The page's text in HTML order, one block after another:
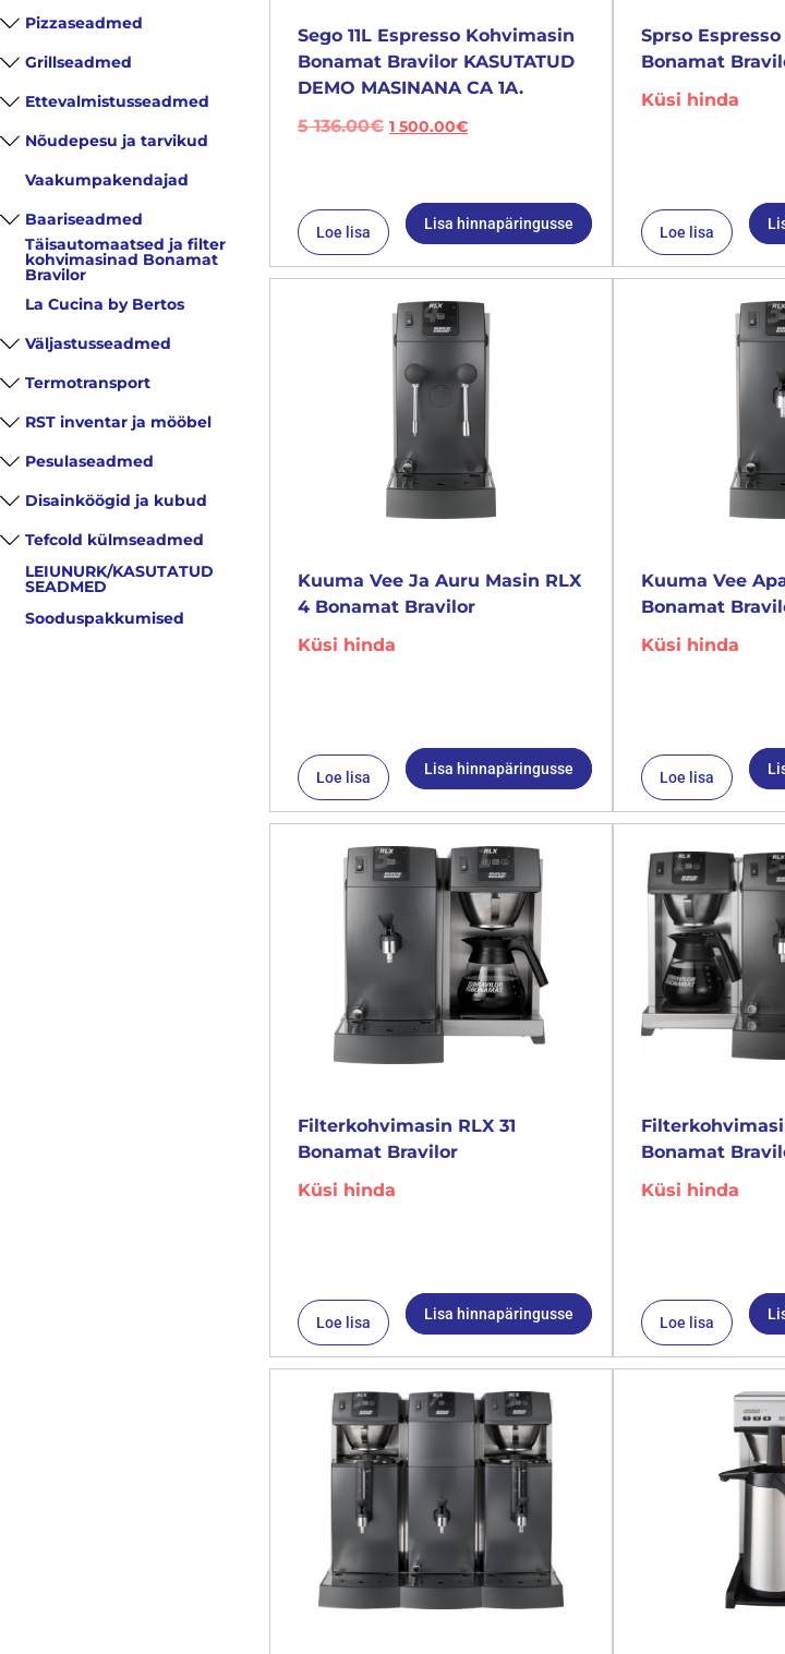
Pizzaseadmed
Grillseadmed
Ettevalmistusseadmed
Nõudepesu ja tarvikud
Vaakumpakendajad
Baariseadmed
Täisautomaatsed ja filter
kohvimasinad Bonamat
Bravilor
La Cucina by Bertos
Väljastusseadmed
Termotransport
RST inventar ja mööbel
Pesulaseadmed
Disainköögid ja kubud
Tefcold külmseadmed
LEIUNURK/KASUTATUD
SEADMED
Sooduspakkumised
Sego 11L Espresso Kohvimasin
Bonamat Bravilor KASUTATUD
DEMO MASINANA CA 1A.
5 136.00€ 1 500.00€
Loe lisa Lisa hinnapäringusse
Sprso
Bonamat
Küsi hinda
Loe lisa
Kuuma Vee Ja Auru Masin RLX
4 Bonamat Bravilor
Küsi hinda
Loe lisa Lisa hinnapäringusse
Kuuma Vee
Bonamat
Küsi hinda
Loe lisa
Filterkohvimasin RLX 31
Bonamat Bravilor
Küsi hinda
Loe lisa Lisa hinnapäringusse
Bonamat
Küsi hinda
Loe lisa